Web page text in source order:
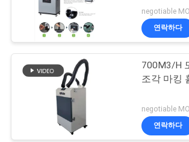
negotiable
연락하다
700M3/H
조각 마킹
negotiable
연락하다